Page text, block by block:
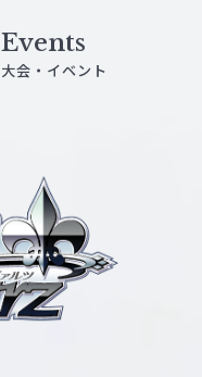
Events
大会・イベント